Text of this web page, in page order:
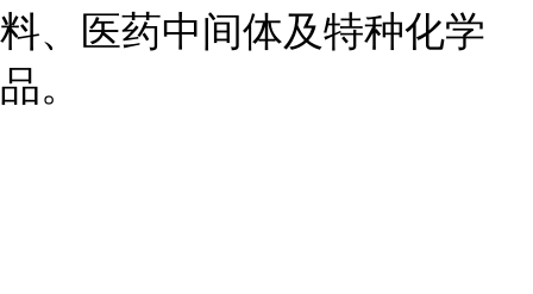
料、医药中间体及特种化学
品。